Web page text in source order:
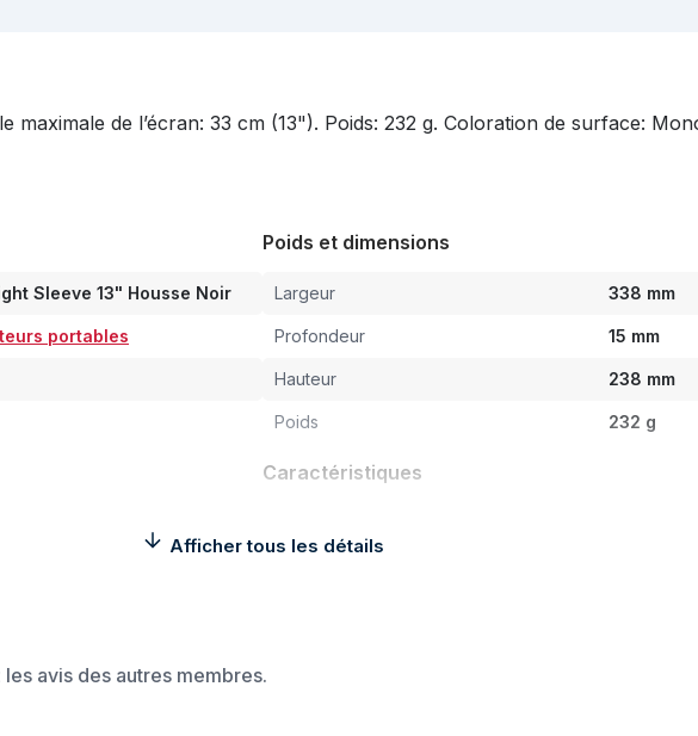
de l’écran: 33 cm (13"). Poids: 232 g. Coloration de surface:
Sleeve 13" Housse Noir
portables
Poids et dimensions
Largeur 338 mm
Profondeur 15 mm
Hauteur 238 mm
Poids 232 g
Caractéristiques
Afficher tous les détails
avis des autres membres.